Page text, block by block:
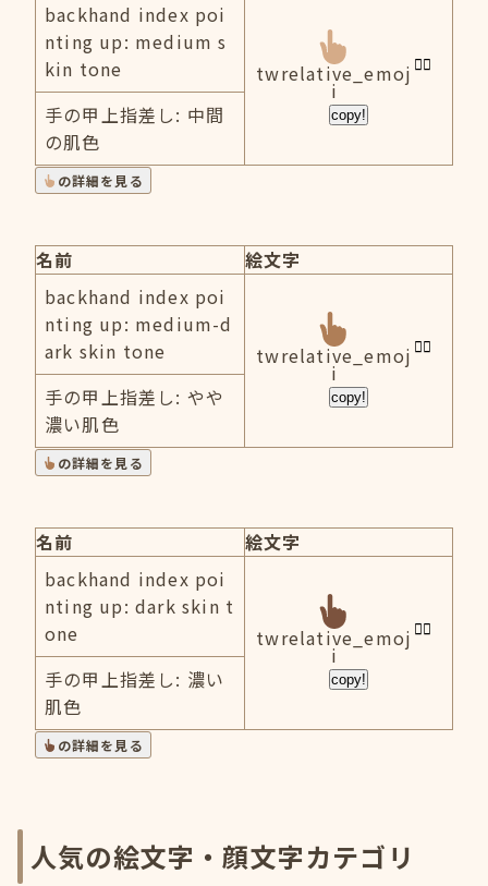
backhand index poi
nting up: medium s
kin tone
twrelative_emoj
i
copy!
手の甲上指差し: 中間
の肌色
の詳細を見る
名前
絵文字
backhand index poi
nting up: medium-d
ark skin tone
twrelative_emoj
i
copy!
手の甲上指差し: やや
濃い肌色
の詳細を見る
名前
絵文字
backhand index poi
nting up: dark skin t
one
twrelative_emoj
i
copy!
手の甲上指差し: 濃い
肌色
の詳細を見る
人気の絵文字・顔文字カテゴリ